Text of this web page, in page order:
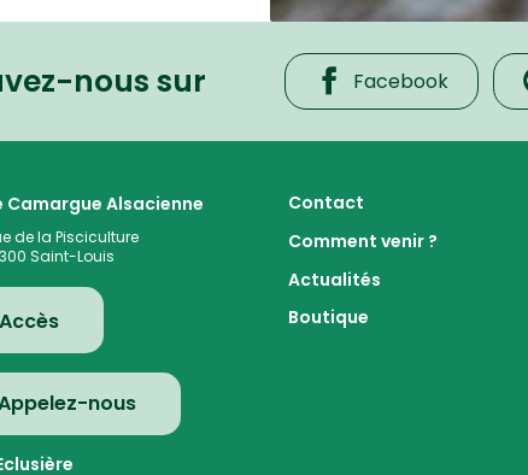
nous sur Facebook
cœur de la plaine rhénane alluviale
Camargue Alsacienne
de la Pisciculture
Saint-Louis
Accès
nous
Contact
Comment venir ?
Actualités
Boutique